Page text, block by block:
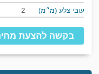
עובי צלע (מ״מ)
2
בקשה להצעת